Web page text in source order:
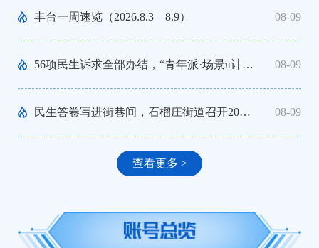
丰台一周速览（2026.8.3—8.9） 08-09
56项民生诉求全部办结，“青年派·场景π计划”首发亮相，和义街道召开2026年向群众报告工作大会 08-09
民生答卷写进街巷间，石榴庄街道召开2026年向群众报告工作大会暨创新场景对接发布会 08-09
查看更多 >